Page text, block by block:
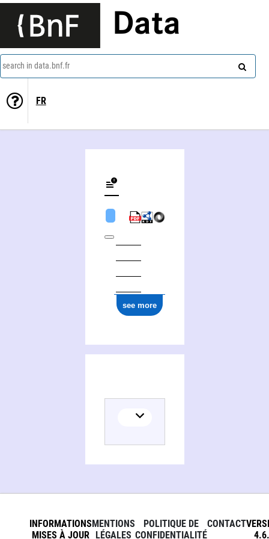
Data
search in data.bnf.fr
FR
see more
INFORMATIONS
MISES À JOUR
MENTIONS
LÉGALES
POLITIQUE DE
CONFIDENTIALITÉ
CONTACT